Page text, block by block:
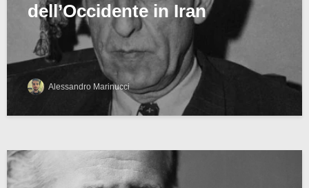
dell’Occidente in Iran
Alessandro Marinucci